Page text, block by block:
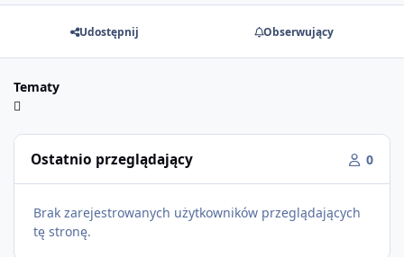
Udostępnij Obserwujący
Tematy
Ostatnio przeglądający 0
Brak zarejestrowanych użytkowników przeglądających
tę stronę.